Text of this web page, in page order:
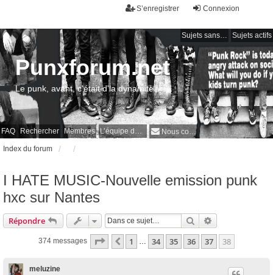
Connexion
S’enregistrer
Sujets sans réponse Sujets actifs
FAQ Rechercher Membres L’équipe du forum Nous contacter
Punxforum.net
Le punk, avant, c'était d'la dynamite !
Index du forum
I HATE MUSIC-Nouvelle emission punk
hxc sur Nantes
Répondre Rechercher
374 messages Page 38 sur 38
Précédente
1 … 34 35 36 37 38
meluzine